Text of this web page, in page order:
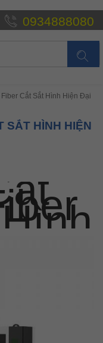
0934888080
Fiber Cắt Sắt Hình Hiện Đại
SẮT HÌNH HIỆN